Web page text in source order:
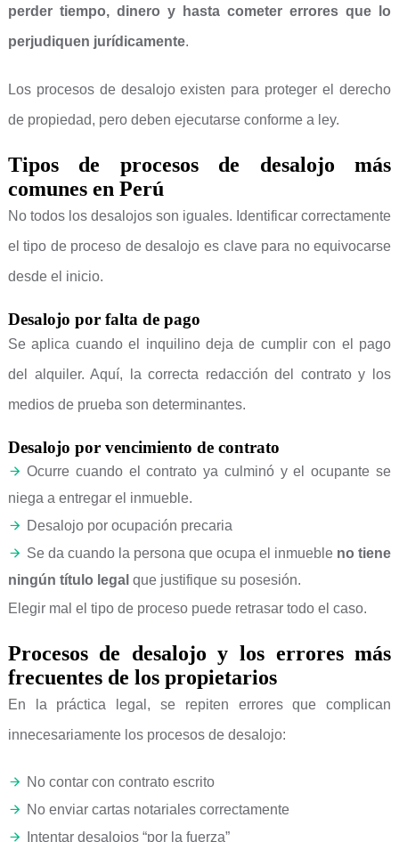
perder tiempo, dinero y hasta cometer errores que lo
perjudiquen jurídicamente.
Los procesos de desalojo existen para proteger el derecho
de propiedad, pero deben ejecutarse conforme a ley.
Tipos de procesos de desalojo más
comunes en Perú
No todos los desalojos son iguales. Identificar correctamente
el tipo de proceso de desalojo es clave para no equivocarse
desde el inicio.
Desalojo por falta de pago
Se aplica cuando el inquilino deja de cumplir con el pago
del alquiler. Aquí, la correcta redacción del contrato y los
medios de prueba son determinantes.
Desalojo por vencimiento de contrato
Ocurre cuando el contrato ya culminó y el ocupante se
niega a entregar el inmueble.
Desalojo por ocupación precaria
Se da cuando la persona que ocupa el inmueble no tiene
ningún título legal que justifique su posesión.
Elegir mal el tipo de proceso puede retrasar todo el caso.
Procesos de desalojo y los errores más
frecuentes de los propietarios
En la práctica legal, se repiten errores que complican
innecesariamente los procesos de desalojo:
No contar con contrato escrito
No enviar cartas notariales correctamente
Intentar desalojos “por la fuerza”